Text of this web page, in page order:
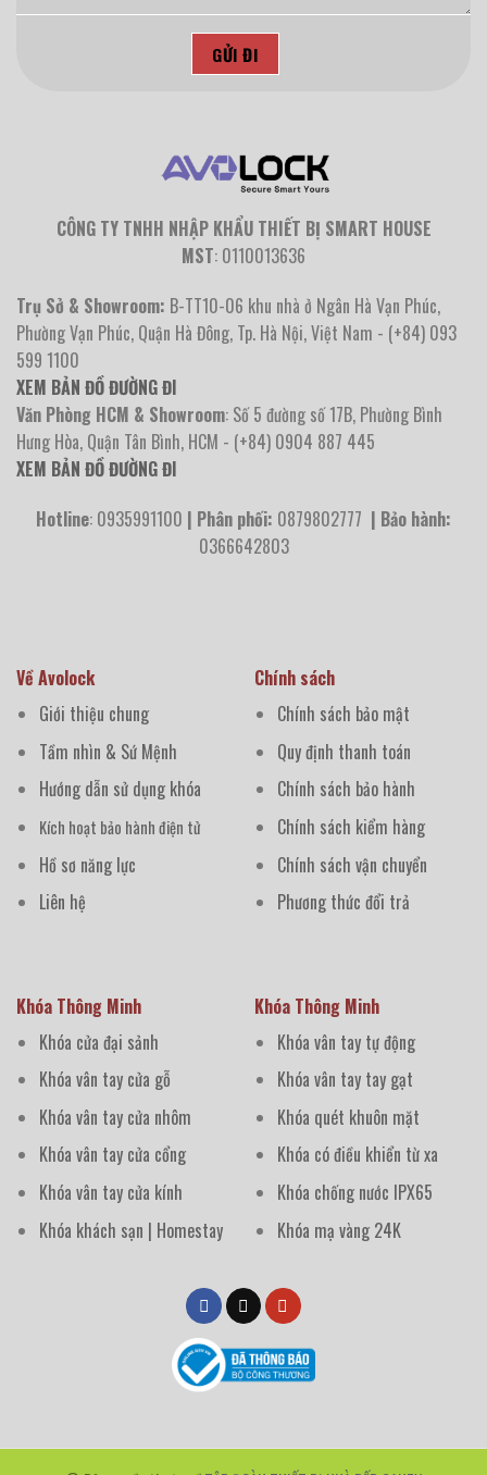
CÔNG TY TNHH NHẬP KHẨU THIẾT BỊ SMART HOUSE
MST: 0110013636
Trụ Sở & Showroom: B-TT10-06 khu nhà ở Ngân Hà Vạn Phúc,
Phường Vạn Phúc, Quận Hà Đông, Tp. Hà Nội, Việt Nam - (+84) 093
599 1100
XEM BẢN ĐỒ ĐƯỜNG ĐI
Văn Phòng HCM & Showroom: Số 5 đường số 17B, Phường Bình
Hưng Hòa, Quận Tân Bình, HCM - (+84) 0904 887 445
XEM BẢN ĐỒ ĐƯỜNG ĐI
Hotline: 0935991100 | Phân phối: 0879802777 | Bảo hành:
0366642803
Về Avolock
Giới thiệu chung
Tầm nhìn & Sứ Mệnh
Hướng dẫn sử dụng khóa
Kích hoạt bảo hành điện tử
Hồ sơ năng lực
Liên hệ
Chính sách
Chính sách bảo mật
Quy định thanh toán
Chính sách bảo hành
Chính sách kiểm hàng
Chính sách vận chuyển
Phương thức đổi trả
Khóa Thông Minh
Khóa cửa đại sảnh
Khóa vân tay cửa gỗ
Khóa vân tay cửa nhôm
Khóa vân tay cửa cổng
Khóa vân tay cửa kính
Khóa khách sạn | Homestay
Khóa Thông Minh
Khóa vân tay tự động
Khóa vân tay tay gạt
Khóa quét khuôn mặt
Khóa có điều khiển từ xa
Khóa chống nước IPX65
Khóa mạ vàng 24K